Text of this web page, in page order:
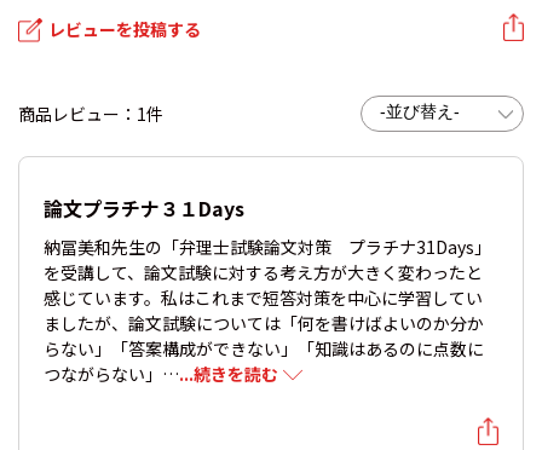
レビューを投稿する
商品レビュー：1件
論文プラチナ３１Days
納冨美和先生の「弁理士試験論文対策 プラチナ31Days」
を受講して、論文試験に対する考え方が大きく変わったと
感じています。私はこれまで短答対策を中心に学習してい
ましたが、論文試験については「何を書けばよいのか分か
らない」「答案構成ができない」「知識はあるのに点数に
つながらない」…...続きを読む